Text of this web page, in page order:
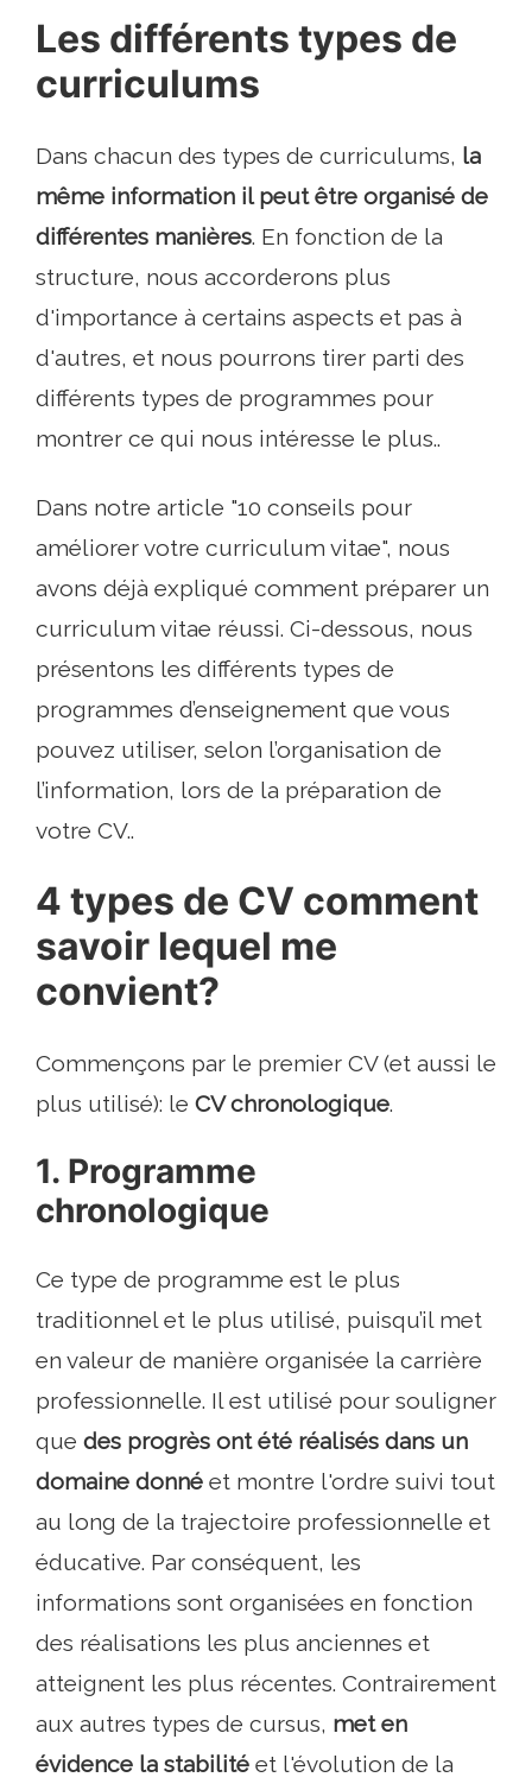
Les différents types de
curriculums
Dans chacun des types de curriculums, la
même information il peut être organisé de
différentes manières. En fonction de la
structure, nous accorderons plus
d'importance à certains aspects et pas à
d'autres, et nous pourrons tirer parti des
différents types de programmes pour
montrer ce qui nous intéresse le plus..
Dans notre article "10 conseils pour
améliorer votre curriculum vitae", nous
avons déjà expliqué comment préparer un
curriculum vitae réussi. Ci-dessous, nous
présentons les différents types de
programmes d’enseignement que vous
pouvez utiliser, selon l’organisation de
l’information, lors de la préparation de
votre CV..
4 types de CV comment
savoir lequel me
convient?
Commençons par le premier CV (et aussi le
plus utilisé): le CV chronologique.
1. Programme
chronologique
Ce type de programme est le plus
traditionnel et le plus utilisé, puisqu’il met
en valeur de manière organisée la carrière
professionnelle. Il est utilisé pour souligner
que des progrès ont été réalisés dans un
domaine donné et montre l'ordre suivi tout
au long de la trajectoire professionnelle et
éducative. Par conséquent, les
informations sont organisées en fonction
des réalisations les plus anciennes et
atteignent les plus récentes. Contrairement
aux autres types de cursus, met en
évidence la stabilité et l'évolution de la